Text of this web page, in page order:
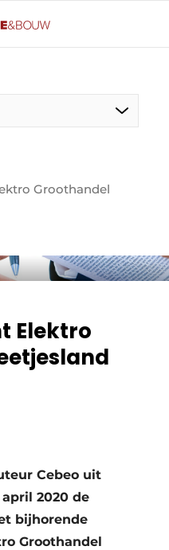
voor de aanmelding
Groothandel
Elektro
Cebeo uit
2020 de
bijhorende
Groothandel